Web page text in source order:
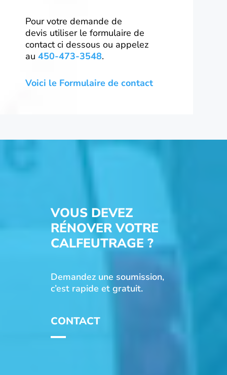
Pour votre demande de
devis utiliser le formulaire de
contact ci dessous ou appelez
au 450-473-3548.
Voici le Formulaire de contact
VOUS DEVEZ
RÉNOVER VOTRE
CALFEUTRAGE ?
Demandez une soumission,
c’est rapide et gratuit.
CONTACT